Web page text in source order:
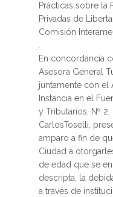
Prácticas sobre la
Privadas de
Comisión
.
En concordancia
Asesora General
juntamente con el
Instancia en el
y Tributarios, Nº 2,
CarlosToselli,
amparo a fin de
Ciudad a
de edad que se
descripta, la
a través de